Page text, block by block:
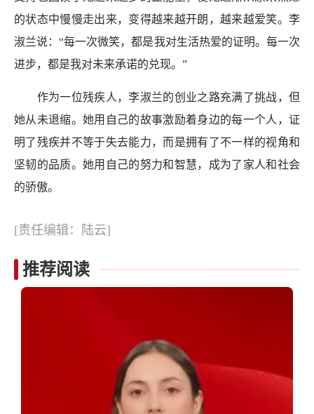
的状态中慢慢走出来，变得越来越开朗，越来越爱笑。李
淑兰说：“每一次微笑，都是我对生活热爱的证明。每一次
进步，都是我对未来承诺的兑现。”
作为一位残疾人，李淑兰的创业之路充满了挑战，但
她从未退缩。她用自己的故事激励着身边的每一个人，证
明了残疾并不等于失去能力，而是拥有了不一样的视角和
坚韧的品质。她用自己的努力和智慧，成为了家人和社会
的骄傲。
[责任编辑：陆云]
推荐阅读